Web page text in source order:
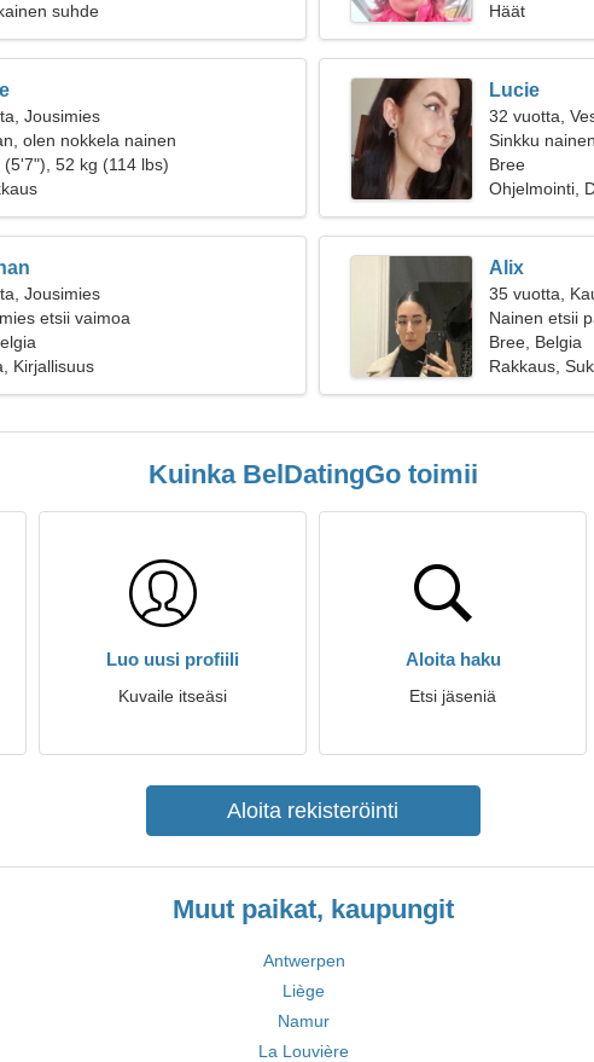
suhde
Häät
Jousimies
olen nokkela nainen
(5'7"), 52 kg (114 lbs)
Lucie
32 vuotta,
Sinkku
Bree
Ohjelmointi,
Jousimies
etsii vaimoa
Kirjallisuus
Alix
35 vuotta,
Nainen etsii
Bree, Belgia
Rakkaus,
Kuinka BelDatingGo toimii
Luo uusi profiili
Kuvaile itseäsi
Aloita haku
Etsi jäseniä
Aloita rekisteröinti
Muut paikat, kaupungit
Antwerpen
Liège
Namur
La Louvière